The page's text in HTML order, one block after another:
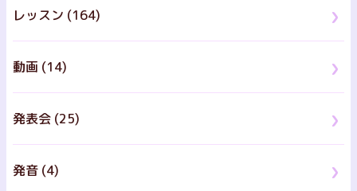
レッスン (164)
動画 (14)
発表会 (25)
発音 (4)